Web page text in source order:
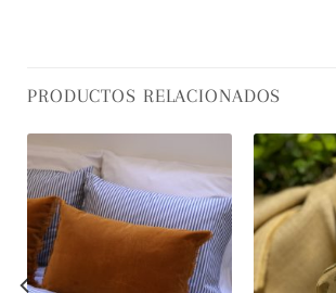
PRODUCTOS RELACIONADOS